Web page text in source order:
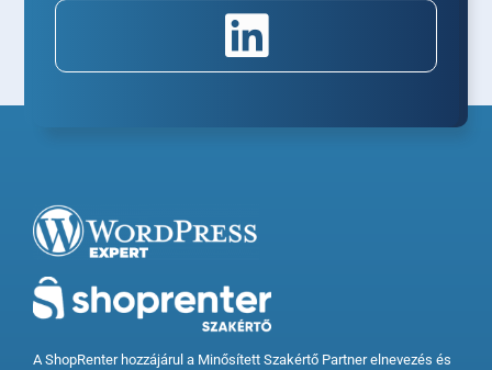
A ShopRenter hozzájárul a Minősített Szakértő Partner elnevezés és